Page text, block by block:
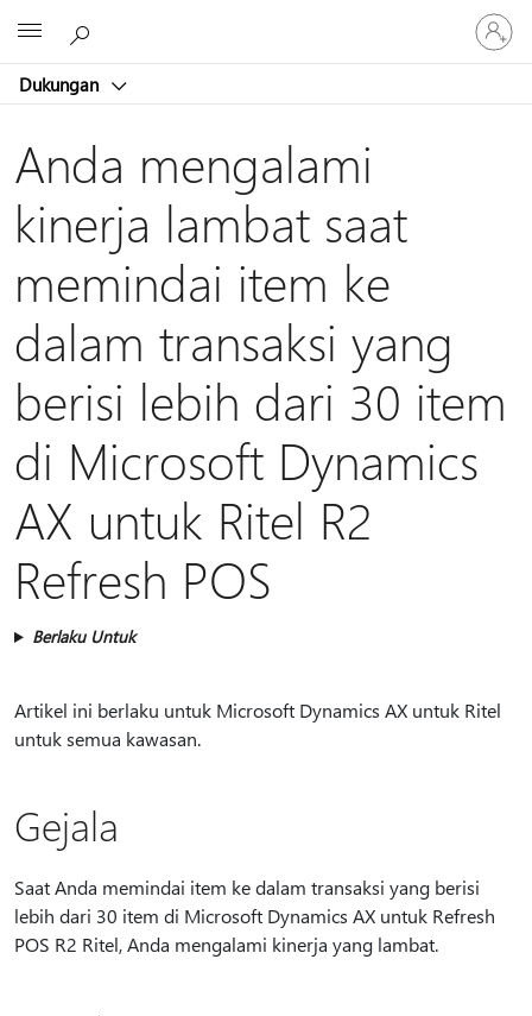
Dukungan
Masuk
ke
akun
Anda mengalami
kinerja lambat saat
memindai item ke
dalam transaksi yang
berisi lebih dari 30 item
di Microsoft Dynamics
AX untuk Ritel R2
Refresh POS
Berlaku Untuk
Artikel ini berlaku untuk Microsoft Dynamics AX untuk Ritel
untuk semua kawasan.
Gejala
Saat Anda memindai item ke dalam transaksi yang berisi
lebih dari 30 item di Microsoft Dynamics AX untuk Refresh
POS R2 Ritel, Anda mengalami kinerja yang lambat.